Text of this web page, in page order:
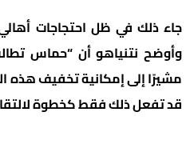
جاء ذلك في ظل احتجاجات
وأوضح نتنياهو أن “حماس
مشيرًا إلى إمكانية تخفيف هذه
قد تفعل ذلك فقط كخطوة